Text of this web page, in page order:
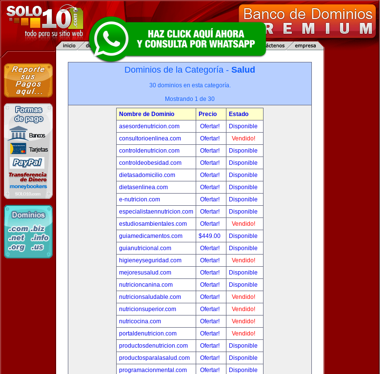
Dominios de la Categoría - Salud
30 dominios en esta categoría.
Mostrando 1 de 30
Nombre de Dominio Precio
Estado
asesordenutricion.com
Ofertar!
Disponible
consultorioenlinea.com
Ofertar!
Vendido!
controldenutricion.com
Ofertar!
Disponible
controldeobesidad.com
Ofertar!
Disponible
dietasadomicilio.com
Ofertar!
Disponible
dietasenlinea.com
Ofertar!
Disponible
e-nutricion.com
Ofertar!
Disponible
especialistaennutricion.com
Ofertar!
Disponible
estudiosambientales.com
Ofertar!
Vendido!
guiamedicamentos.com
$449.00
Disponible
guianutricional.com
Ofertar!
Disponible
higieneyseguridad.com
Ofertar!
Vendido!
mejoresusalud.com
Ofertar!
Disponible
nutricioncanina.com
Ofertar!
Disponible
nutricionsaludable.com
Ofertar!
Vendido!
nutricionsuperior.com
Ofertar!
Vendido!
nutricocina.com
Ofertar!
Vendido!
portaldenutricion.com
Ofertar!
Vendido!
productosdenutricion.com
Ofertar!
Disponible
productosparalasalud.com
Ofertar!
Disponible
programacionmental.com
Ofertar!
Disponible